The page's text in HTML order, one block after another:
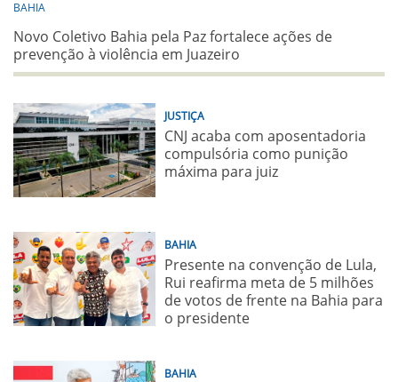
BAHIA
Novo Coletivo Bahia pela Paz fortalece ações de
prevenção à violência em Juazeiro
JUSTIÇA
CNJ acaba com aposentadoria
compulsória como punição
máxima para juiz
BAHIA
Presente na convenção de Lula,
Rui reafirma meta de 5 milhões
de votos de frente na Bahia para
o presidente
BAHIA